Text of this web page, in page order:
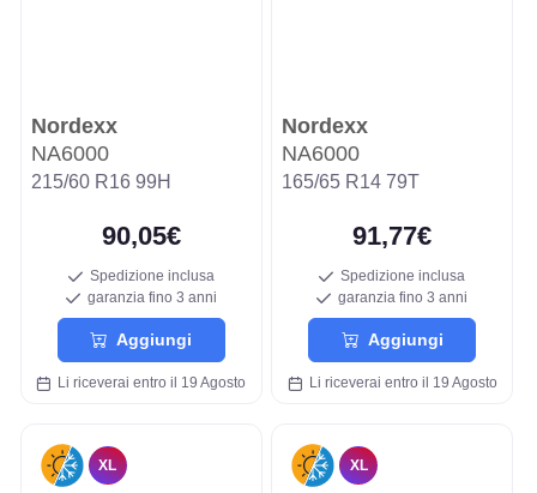
Nordexx
NA6000
215/60 R16 99H
90,05€
Spedizione inclusa
garanzia fino 3 anni
Aggiungi
Li riceverai entro il 19 Agosto
Nordexx
NA6000
165/65 R14 79T
91,77€
Spedizione inclusa
garanzia fino 3 anni
Aggiungi
Li riceverai entro il 19 Agosto
XL XL